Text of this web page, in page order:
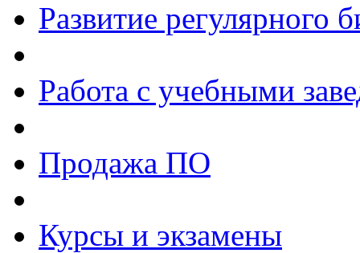
Развитие регулярного
Работа с учебными
Продажа ПО
Курсы и экзамены